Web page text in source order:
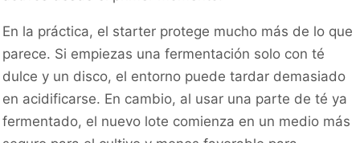
En la práctica, el starter protege mucho más de lo que
parece. Si empiezas una fermentación solo con té
dulce y un disco, el entorno puede tardar demasiado
en acidificarse. En cambio, al usar una parte de té ya
fermentado, el nuevo lote comienza en un medio más